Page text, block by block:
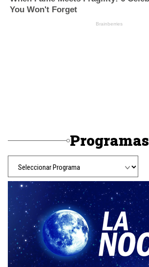
Programas